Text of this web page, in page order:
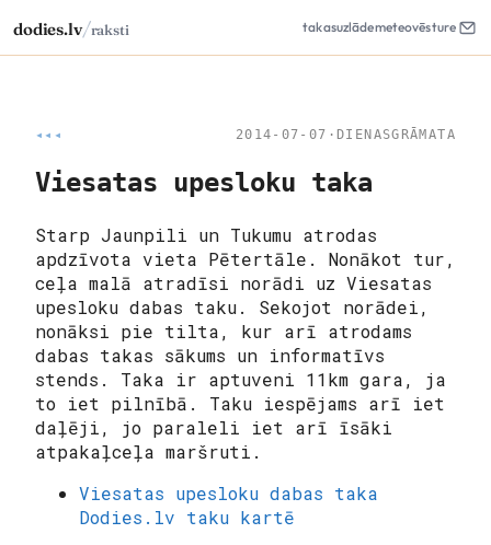
dodies.lv/raksti takasuzlādemeteovēsture
◂◂◂ 2014-07-07 · DIENASGRĀMATA
Viesatas upesloku taka
Starp Jaunpili un Tukumu atrodas
apdzīvota vieta Pētertāle. Nonākot tur,
ceļa malā atradīsi norādi uz Viesatas
upesloku dabas taku. Sekojot norādei,
nonāksi pie tilta, kur arī atrodams
dabas takas sākums un informatīvs
stends. Taka ir aptuveni 11km gara, ja
to iet pilnībā. Taku iespējams arī iet
daļēji, jo paraleli iet arī īsāki
atpakaļceļa maršruti.
Viesatas upesloku dabas taka
Dodies.lv taku kartē